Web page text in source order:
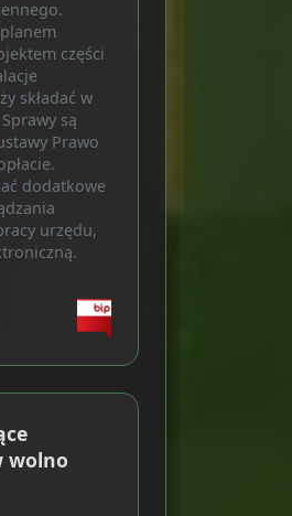
części
składać w
są
Prawo
dodatkowe
urzędu,
wolno